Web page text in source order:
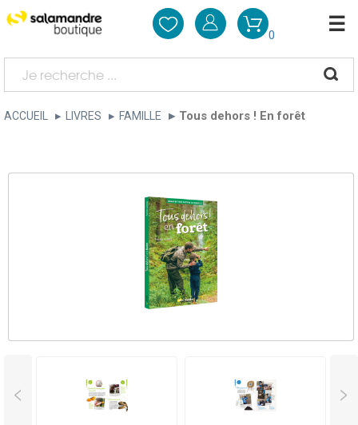
0
ACCUEIL LIVRES FAMILLE Tous dehors ! En forêt
< >